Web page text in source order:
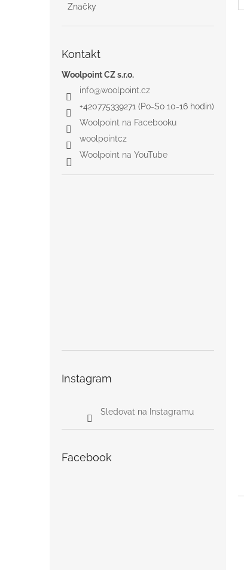
Značky
Kontakt
Woolpoint CZ s.r.o.
info@woolpoint.cz
+420775339271 (Po-So 10-16 hodin)
Woolpoint na Facebooku
woolpointcz
Woolpoint na YouTube
Instagram
Sledovat na Instagramu
Facebook